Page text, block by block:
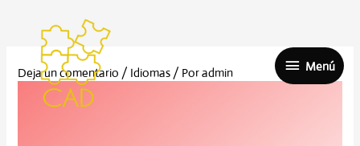
contenido
Menú
Deja un comentario / Idiomas / Poradmin